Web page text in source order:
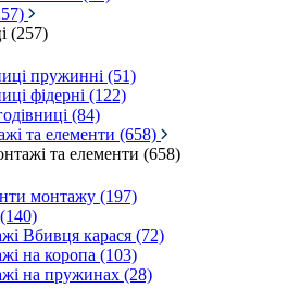
(257)
пружинні (51)
фідерні (122)
(84)
та елементи (658)
та елементи (658)
монтажу (197)
Вбивця карася (72)
на коропа (103)
на пружинах (28)